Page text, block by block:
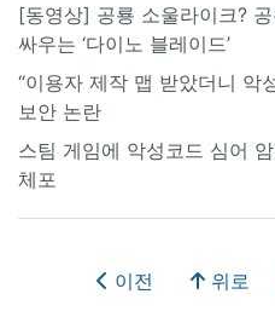
[동영상] 공룡 소울라이크?
싸우는 ‘다이노 블레이드’
“이용자 제작 맵 받았더니 악
보안 논란
스팀 게임에 악성코드 심어
체포
이전 위로